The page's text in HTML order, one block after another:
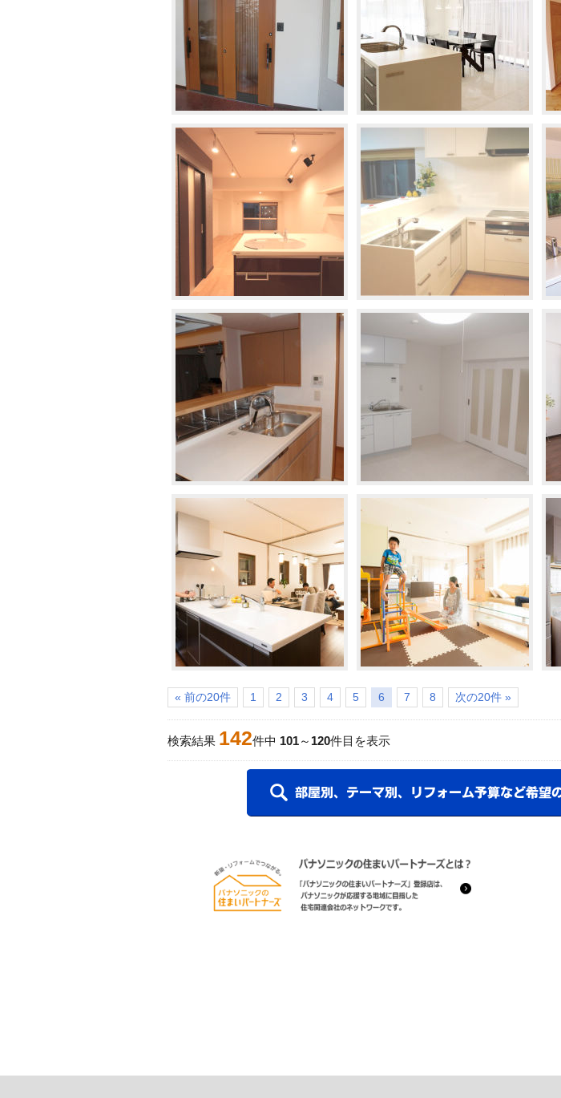
« 前の20件 1 2 3 4 5 6 7 8 次の20件 »
検索結果 142件中 101～ 120件目を表示